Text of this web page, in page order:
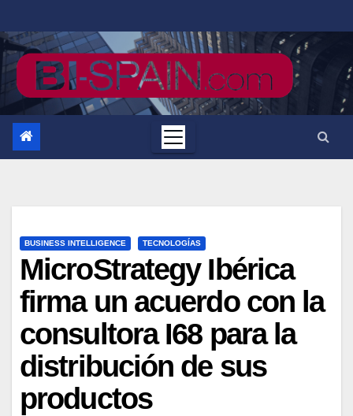
al
contenido
BUSINESS INTELLIGENCE TECNOLOGÍAS
MicroStrategy Ibérica
firma un acuerdo con la
consultora I68 para la
distribución de sus
productos